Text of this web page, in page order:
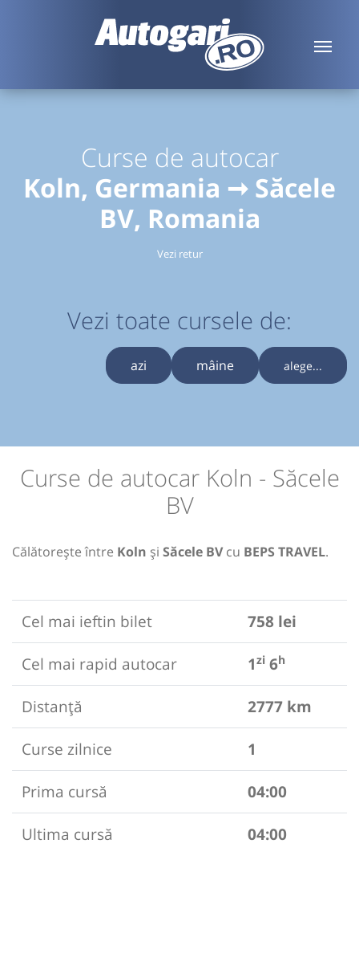
Curse de autocar
Koln, Germania ➞ Săcele
BV, Romania
Vezi retur
Vezi toate cursele de:
azi mâine alege...
Curse de autocar Koln - Săcele
BV
Călătorește între Koln și Săcele BV cu BEPS TRAVEL.
Cel mai ieftin bilet
758 lei
Cel mai rapid autocar
1zi 6h
Distanță
2777 km
Curse zilnice
1
Prima cursă
04:00
Ultima cursă
04:00